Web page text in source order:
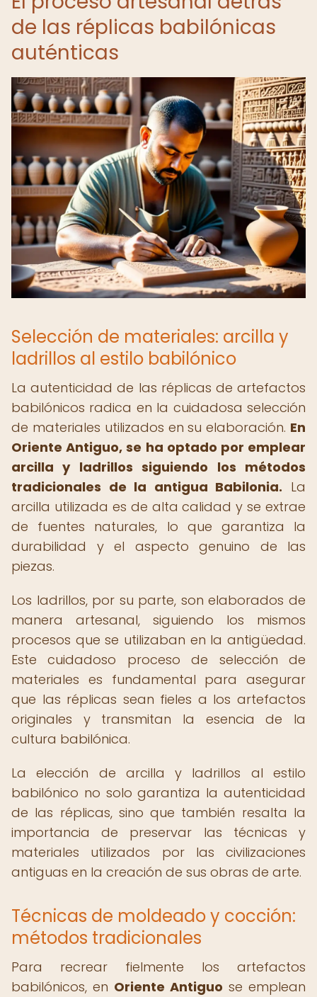
de las réplicas babilónicas
auténticas
Selección de materiales: arcilla y
ladrillos al estilo babilónico
La autenticidad de las réplicas de artefactos
babilónicos radica en la cuidadosa selección
de materiales utilizados en su elaboración. En
Oriente Antiguo, se ha optado por emplear
arcilla y ladrillos siguiendo los métodos
tradicionales de la antigua Babilonia. La
arcilla utilizada es de alta calidad y se extrae
de fuentes naturales, lo que garantiza la
durabilidad y el aspecto genuino de las
piezas.
Los ladrillos, por su parte, son elaborados de
manera artesanal, siguiendo los mismos
procesos que se utilizaban en la antigüedad.
Este cuidadoso proceso de selección de
materiales es fundamental para asegurar
que las réplicas sean fieles a los artefactos
originales y transmitan la esencia de la
cultura babilónica.
La elección de arcilla y ladrillos al estilo
babilónico no solo garantiza la autenticidad
de las réplicas, sino que también resalta la
importancia de preservar las técnicas y
materiales utilizados por las civilizaciones
antiguas en la creación de sus obras de arte.
Técnicas de moldeado y cocción:
métodos tradicionales
Para recrear fielmente los artefactos
babilónicos, en Oriente Antiguo se emplean